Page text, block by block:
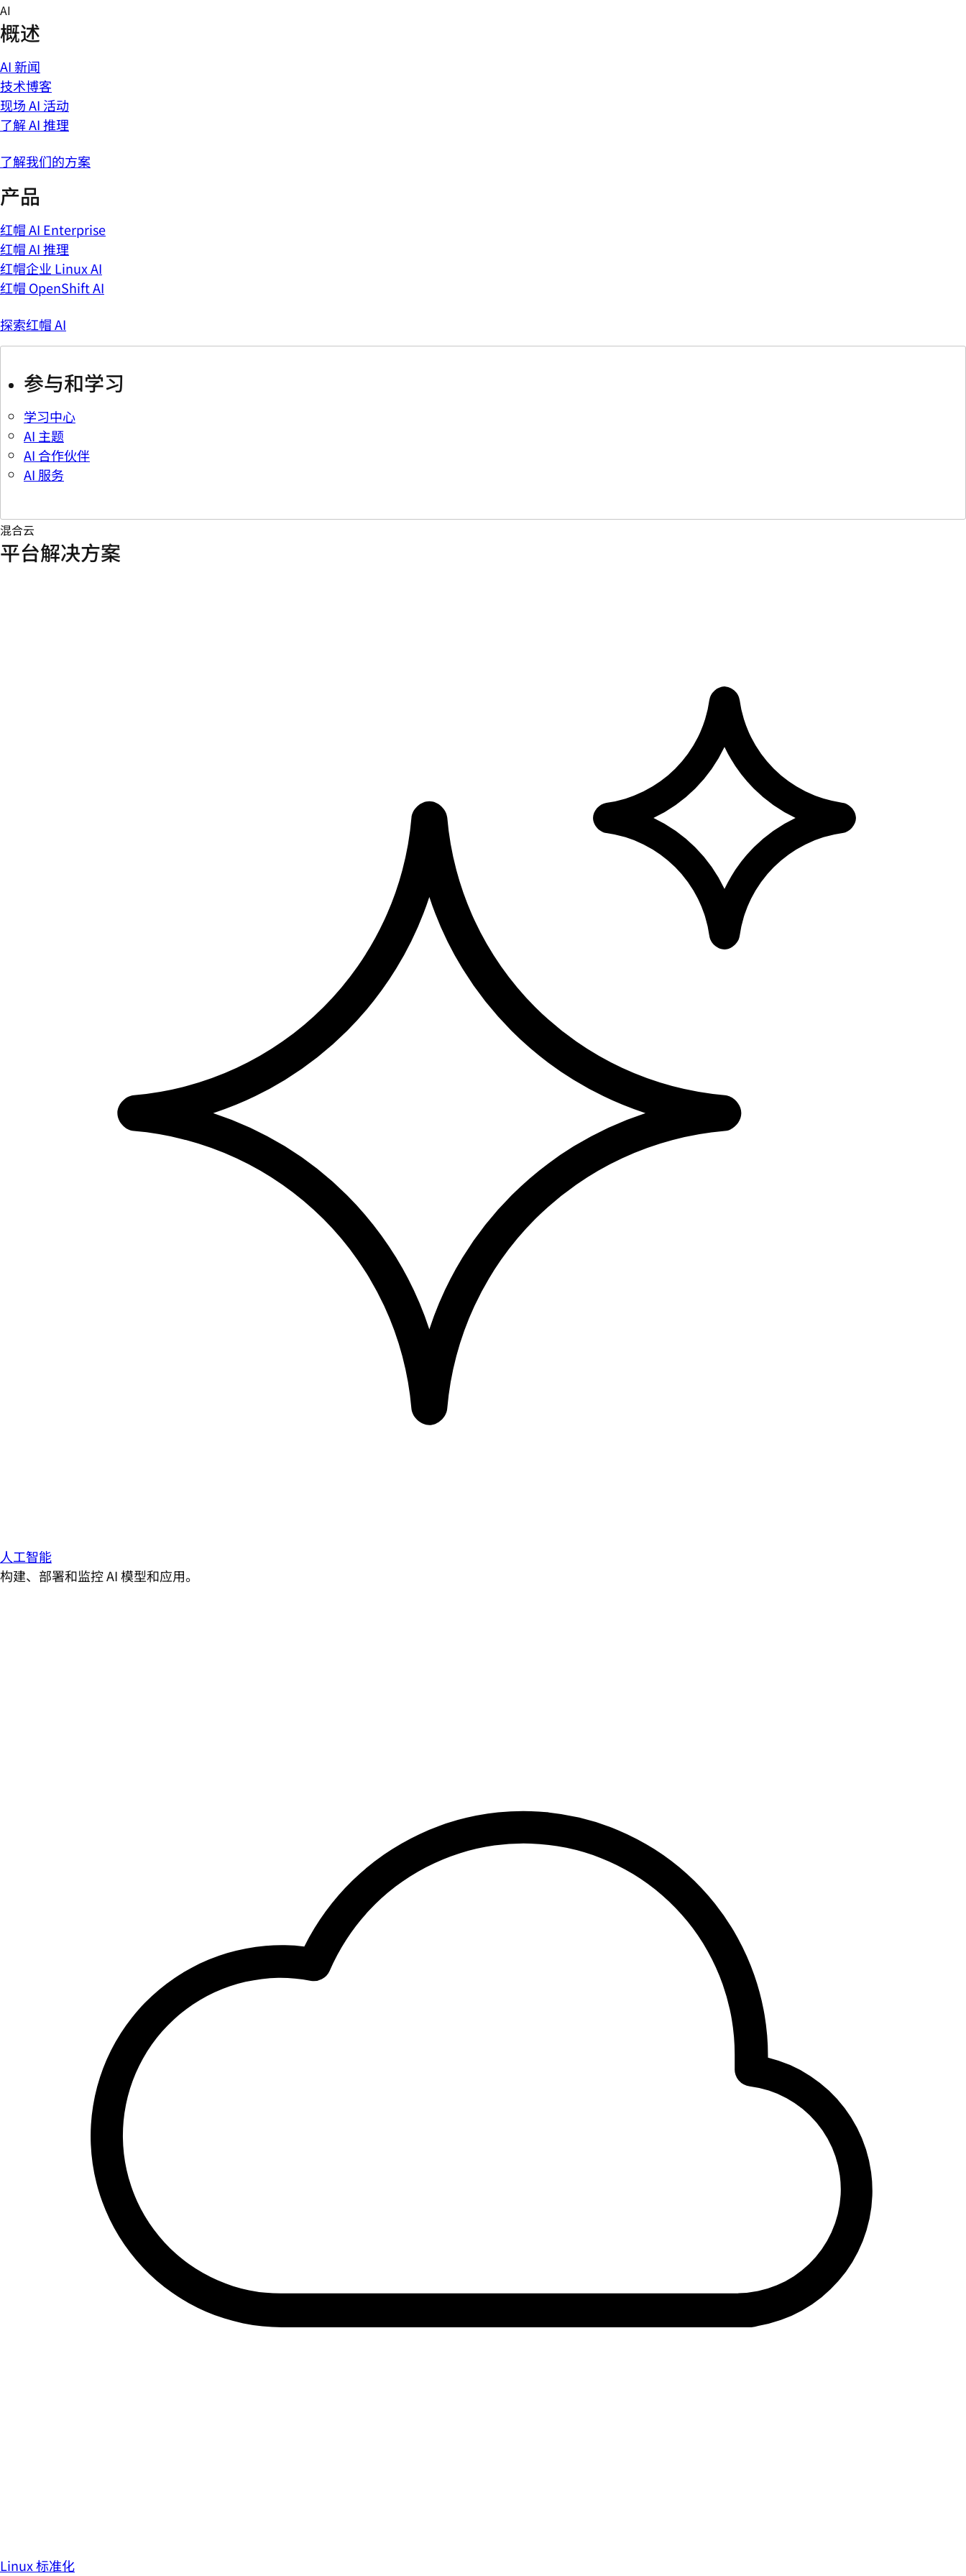
Skip
to
content
AI
概述
AI 新闻
技术博客
现场 AI 活动
了解 AI 推理
了解我们的方案
产品
红帽 AI Enterprise
红帽 AI 推理
红帽企业 Linux AI
红帽 OpenShift AI
探索红帽 AI
参与和学习
学习中心
AI 主题
AI 合作伙伴
AI 服务
混合云
平台解决方案
人工智能
构建、部署和监控 AI 模型和应用。
Linux 标准化